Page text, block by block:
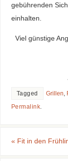
gebührenden
einhalten.
Viel günstige
Tagged Grillen,
Permalink.
« Fit in den